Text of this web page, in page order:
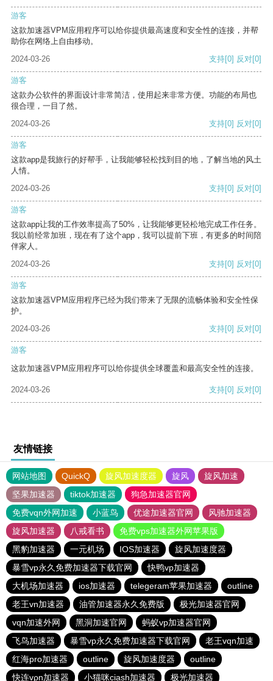
游客
这款加速器VPM应用程序可以给你提供最高速度和安全性的连接，并帮
助你在网络上自由移动。
2024-03-26
支持[0] 反对[0]
游客
这款办公软件的界面设计非常简洁，使用起来非常方便。功能的布局也
很合理，一目了然。
2024-03-26
支持[0] 反对[0]
游客
这款app是我旅行的好帮手，让我能够轻松找到目的地，了解当地的风土
人情。
2024-03-26
支持[0] 反对[0]
游客
这款app让我的工作效率提高了50%，让我能够更轻松地完成工作任务。
我以前经常加班，现在有了这个app，我可以提前下班，有更多的时间陪
伴家人。
2024-03-26
支持[0] 反对[0]
游客
这款加速器VPM应用程序已经为我们带来了无限的流畅体验和安全性保
护。
2024-03-26
支持[0] 反对[0]
游客
这款加速器VPM应用程序可以给你提供全球覆盖和最高安全性的连接。
2024-03-26 支持[0] 反对[0]
友情链接
网站地图 QuickQ 旋风加速度器 旋风
旋风加速
坚果加速器
tiktok加速器
狗急加速器官网
免费vqn外网加速
小蓝鸟 优途加速器官网
风驰加速器
旋风加速器
八戒看书
免费vps加速器外网苹果版
黑豹加速器
一元机场 IOS加速器
旋风加速度器
暴雪vp永久免费加速器下载官网
快鸭vp加速器
大机场加速器
ios加速器 telegeram苹果加速器
outline
老王vn加速器
油管加速器永久免费版
极光加速器官网
vqn加速外网
黑洞加速官网
蚂蚁vp加速器官网
飞鸟加速器
暴雪vp永久免费加速器下载官网
老王vqn加速
红海pro加速器
outline 旋风加速度器
outline
快连vρn加速器
小猫咪ciash加速器 极光加速器